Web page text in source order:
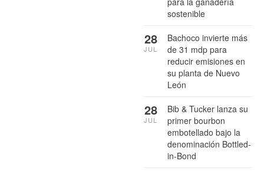
sostenible
Bachoco invierte más
de 31 mdp para
reducir emisiones en
su planta de Nuevo
León
28
JUL
Bib & Tucker lanza su
primer bourbon
embotellado bajo la
denominación Bottled-
in-Bond
28
JUL